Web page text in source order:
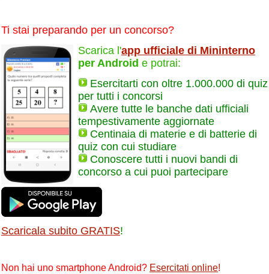
Ti stai preparando per un concorso?
Scarica l'app ufficiale di Mininterno
per Android e potrai:
Esercitarti con oltre 1.000.000 di quiz
per tutti i concorsi
Avere tutte le banche dati ufficiali
tempestivamente aggiornate
Centinaia di materie e di batterie di
quiz con cui studiare
Conoscere tutti i nuovi bandi di
concorso a cui puoi partecipare
Scaricala subito GRATIS!
Non hai uno smartphone Android? Esercitati online!